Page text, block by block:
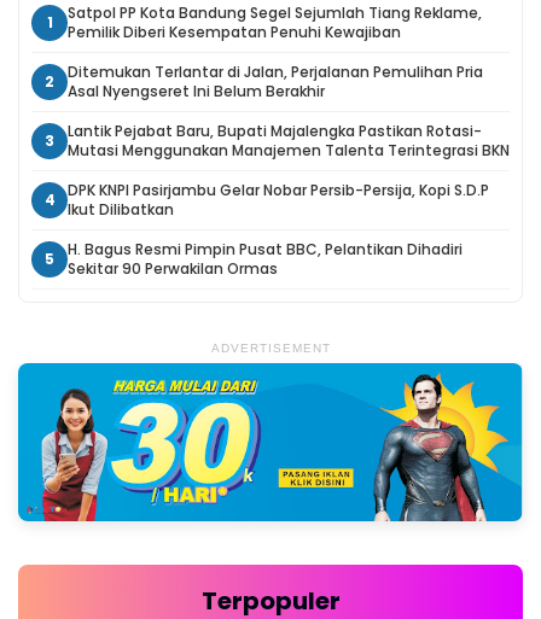
1
Satpol PP Kota Bandung Segel Sejumlah Tiang Reklame,
Pemilik Diberi Kesempatan Penuhi Kewajiban
2
Ditemukan Terlantar di Jalan, Perjalanan Pemulihan Pria
Asal Nyengseret Ini Belum Berakhir
3
Lantik Pejabat Baru, Bupati Majalengka Pastikan Rotasi-
Mutasi Menggunakan Manajemen Talenta Terintegrasi BKN
4
DPK KNPI Pasirjambu Gelar Nobar Persib-Persija, Kopi S.D.P
Ikut Dilibatkan
5
H. Bagus Resmi Pimpin Pusat BBC, Pelantikan Dihadiri
Sekitar 90 Perwakilan Ormas
ADVERTISEMENT
Terpopuler